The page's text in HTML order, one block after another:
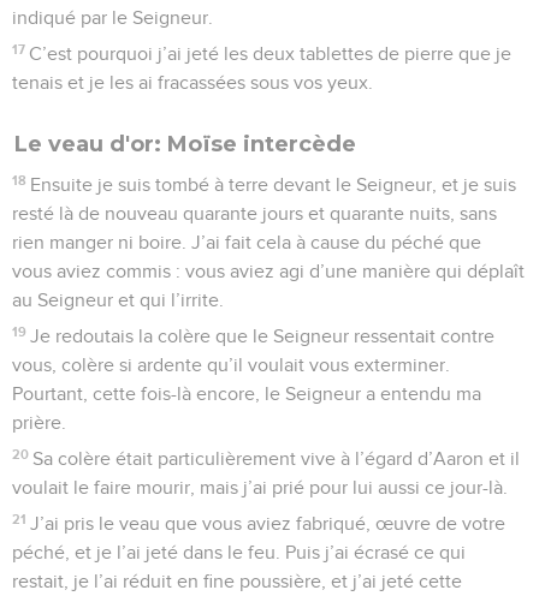
indiqué par le Seigneur.
17 C’est pourquoi j’ai jeté les deux tablettes de pierre que je
tenais et je les ai fracassées sous vos yeux.
Le veau d'or: Moïse intercède
18 Ensuite je suis tombé à terre devant le Seigneur, et je suis
resté là de nouveau quarante jours et quarante nuits, sans
rien manger ni boire. J’ai fait cela à cause du péché que
vous aviez commis : vous aviez agi d’une manière qui déplaît
au Seigneur et qui l’irrite.
19 Je redoutais la colère que le Seigneur ressentait contre
vous, colère si ardente qu’il voulait vous exterminer.
Pourtant, cette fois-là encore, le Seigneur a entendu ma
prière.
20 Sa colère était particulièrement vive à l’égard d’Aaron et il
voulait le faire mourir, mais j’ai prié pour lui aussi ce jour-là.
21 J’ai pris le veau que vous aviez fabriqué, œuvre de votre
péché, et je l’ai jeté dans le feu. Puis j’ai écrasé ce qui
restait, je l’ai réduit en fine poussière, et j’ai jeté cette